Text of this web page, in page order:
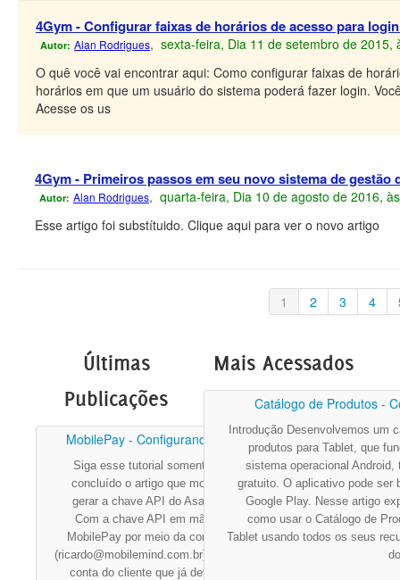
4Gym - Configurar faixas de horários de acesso para
Autor: Alan Rodrigues, sexta-feira, Dia 11 de setembro de 2015,
O quê você vai encontrar aqui: Como configurar faixas de
horários em que um usuário do sistema poderá fazer login.
Acesse os us
4Gym - Primeiros passos em seu novo sistema de gestão
Autor: Alan Rodrigues, quarta-feira, Dia 10 de agosto de 2016,
Esse artigo foi substítuido. Clique aqui para ver o novo artigo
1 2 3 4
Últimas
Publicações
MobilePay - Configurando para ...
Siga esse tutorial somente após ter
concluído o artigo que mostra como
gerar a chave API do Asaas.&nbsp;
Com a chave API em mãos, abra o
MobilePay por meio da conta master
(ricardo@mobilemind.com.br); Entre na
conta do cliente que já deve ter sido
Mais Acessados
Catálogo de Produtos -
Introdução Desenvolvemos um
produtos para Tablet, que
sistema operacional Android,
gratuito. O aplicativo pode ser
Google Play. Nesse artigo
como usar o Catálogo de
Tablet usando todos os seus